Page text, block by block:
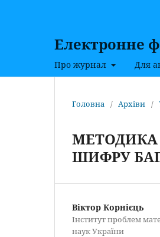
Електронне
Про журнал Для
Головна / Архіви /
МЕТОДИКА
ШИФРУ
Віктор Корнієць
Інститут проблем
наук України